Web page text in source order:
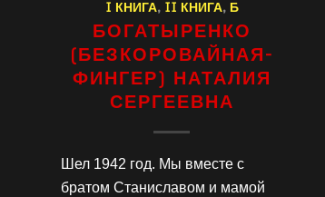
I КНИГА, II КНИГА, Б
БОГАТЫРЕНКО
(БЕЗКОРОВАЙНАЯ-
ФИНГЕР) НАТАЛИЯ
СЕРГЕЕВНА
Шел 1942 год. Мы вместе с
братом Станиславом и мамой